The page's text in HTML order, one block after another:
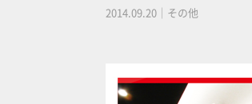
2014.09.20｜その他